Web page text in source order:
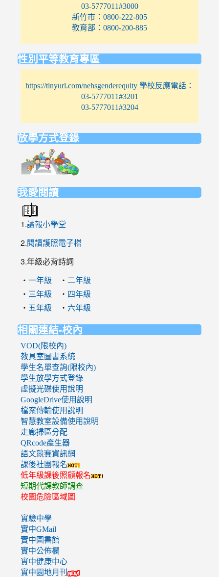
03-5777011#3000
新竹市：0800-222-805
教育部：0800-200-885
性別平等教育專區
https://tinyurl.com/nehsgenderequity 學校反應電話：
03-5777011#3201
03-5777011#3204
放學方式登錄
https://elem.nehs.hc.edu.tw/traffic/
我愛閱讀
1.讀報小學堂
2.閱讀護照電子檔
3.年級必背詩詞
‧ 一年級 ‧ 二年級
‧ 三年級 ‧ 四年級
‧ 五年級 ‧ 六年級
相關連結-校內
VOD(限校內)
教具室圖書系統
學生名單查詢(限校內)
學生放學方式登錄
虛擬光碟使用說明
GoogleDrive使用說明
檔案傳輸使用說明
智慧教室設備使用說明
走廊掃區分配
QRcode產生器
語文競賽資訊網
課後社團報名
低年級課後照顧報名
短期代課教師調查
校園危險區域圖
實驗中學
實中GMail
實中圖書館
實中公佈欄
實中健康中心
實中園地月刊